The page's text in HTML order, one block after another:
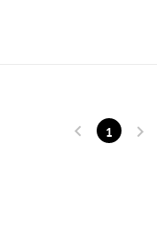
후에는 항시 모집📌 모집
1